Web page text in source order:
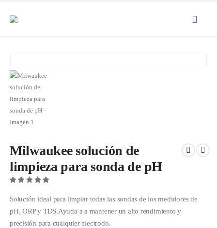
Milwaukee solución de
limpieza para sonda de pH
Solución ideal para limpiar todas las sondas de los medidores de
pH, ORP y TDS.Ayuda a a mantener un alto rendimiento y
precisión para cualquier electrodo.